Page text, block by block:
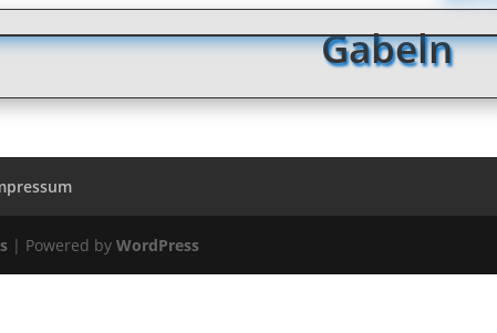
Gabeln
| Powered byWordPress